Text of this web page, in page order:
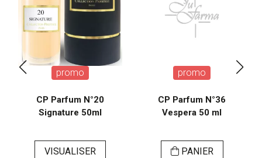
promo
CP Parfum N°20
Signature 50ml
VISUALISER
promo
CP Parfum N°36
Vespera 50 ml
PANIER